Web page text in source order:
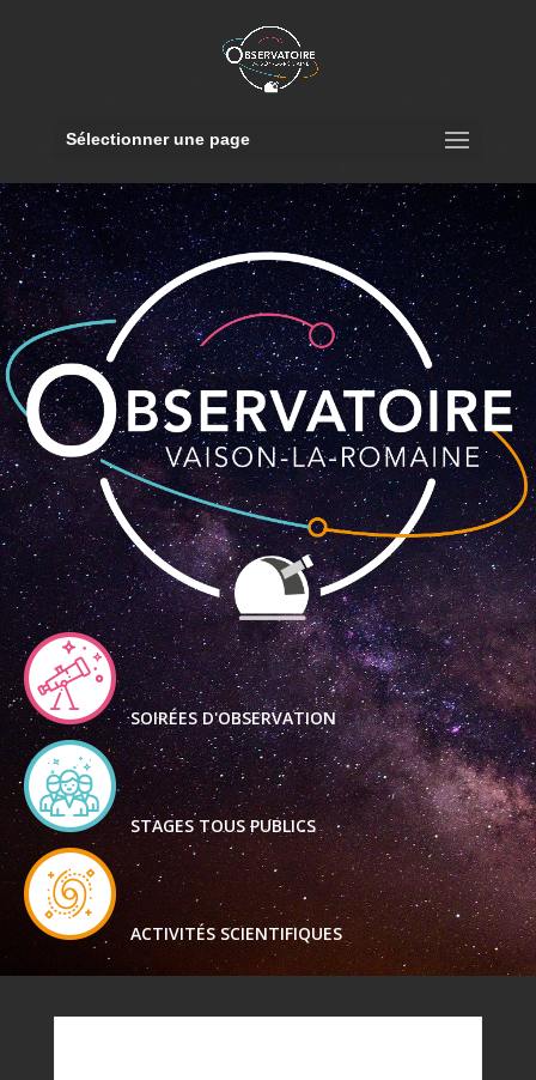
Sélectionner une page
SOIRÉES D'OBSERVATION
STAGES TOUS PUBLICS
ACTIVITÉS SCIENTIFIQUES